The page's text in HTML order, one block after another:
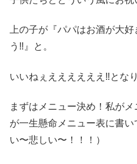
上の子が『パパはお酒が大
う‼︎』と。
いいねぇええええええ‼︎となり
まずはメニュー決め！私が
が一生懸命メニュー表に書
い〜悲しい〜！！！）